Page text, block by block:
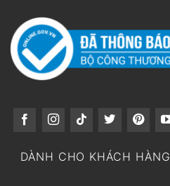
DÀNH CHO KHÁCH HÀNG